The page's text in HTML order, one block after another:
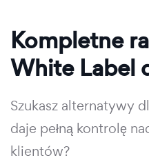
Kompletne
White Label
Szukasz alternatywy
daje pełną kontrolę
klientów?